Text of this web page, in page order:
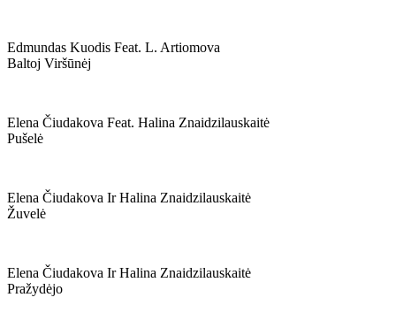
Edmundas Kuodis Feat. L. Artiomova
Baltoj Viršūnėj
Elena Čiudakova Feat. Halina Znaidzilauskaitė
Pušelė
Elena Čiudakova Ir Halina Znaidzilauskaitė
Žuvelė
Elena Čiudakova Ir Halina Znaidzilauskaitė
Pražydėjo